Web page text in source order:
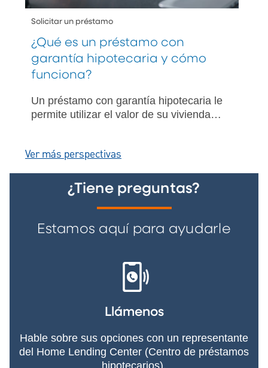
Solicitar un préstamo
¿Qué es un préstamo con
garantía hipotecaria y cómo
funciona?
Un préstamo con garantía hipotecaria le
permite utilizar el valor de su vivienda
garantía hipotecaria y si estos le
Ver más perspectivas
¿Tiene preguntas?
Estamos aquí para ayudarle
Llámenos
Hable sobre sus opciones con un representante
del Home Lending Center (Centro de préstamos
hipotecarios).